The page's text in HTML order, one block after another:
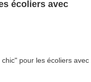
écoliers avec